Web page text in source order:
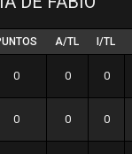
A/TL I/TL
0 0 0
0 0 0